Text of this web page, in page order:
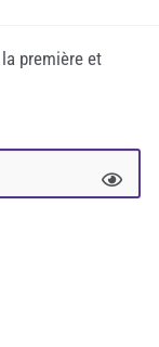
première et